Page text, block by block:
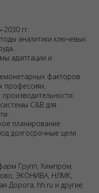
гг.
аналитики ключевых
адаптации и
факторов
профессиях.
C&B для
планирование
долгосрочные цели
Групп, Химпром,
ЭКОНИВА, НЛМК,
Дорога, hh.ru и другие.